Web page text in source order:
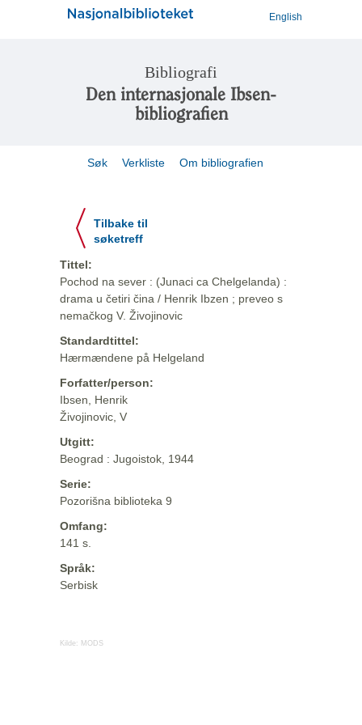
English
Bibliografi
Den internasjonale Ibsen-
bibliografien
Søk Verkliste Om bibliografien
Tilbake til
søketreff
Tittel:
Pochod na sever : (Junaci ca Chelgelanda) :
drama u četiri čina / Henrik Ibzen ; preveo s
nemačkog V. Živojinovic
Standardtittel:
Hærmændene på Helgeland
Forfatter/person:
Ibsen, Henrik
Živojinovic, V
Utgitt:
Beograd : Jugoistok, 1944
Serie:
Pozorišna biblioteka 9
Omfang:
141 s.
Språk:
Serbisk
Kilde: MODS